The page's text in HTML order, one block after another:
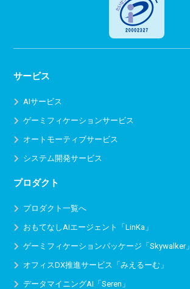
サービス
AIサービス
ゲーミフィケーションサービス
オートモーティブサービス
システム開発サービス
プロダクト
プロダクト一覧へ
おもてなしAIエージェント「LinKa」
ゲーミフィケーションパッケージ「Skywalker」
オフィスDX推進サービス 「みえるーむ」
データマイニングAI「Seren」